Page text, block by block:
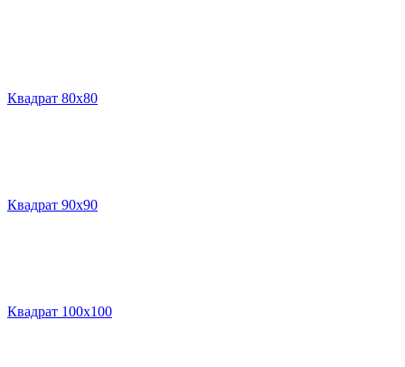
Квадрат 80х80
Квадрат 90х90
Квадрат 100х100